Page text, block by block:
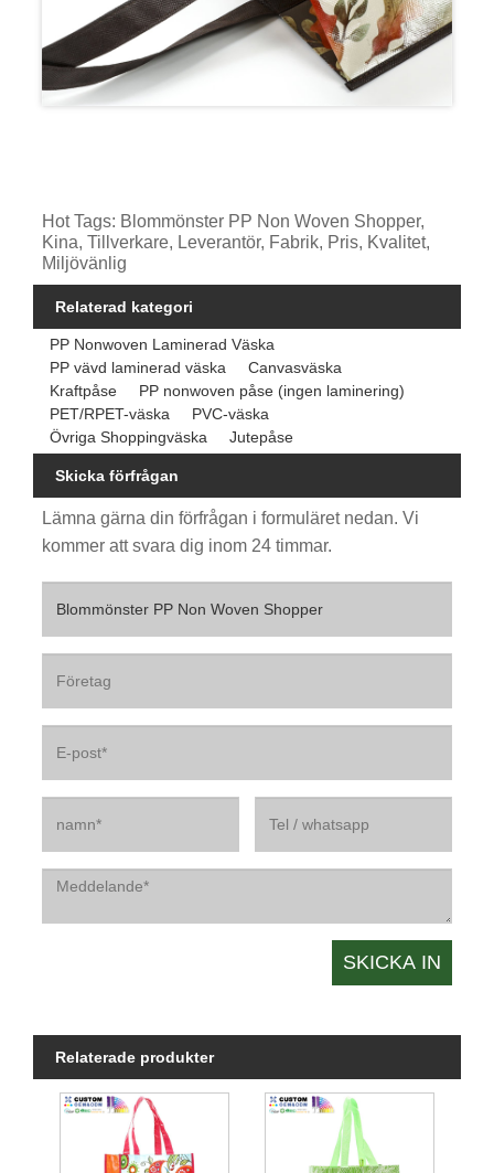
Hot Tags: Blommönster PP Non Woven Shopper,
Kina, Tillverkare, Leverantör, Fabrik, Pris, Kvalitet,
Miljövänlig
Relaterad kategori
PP Nonwoven Laminerad Väska
PP vävd laminerad väska
Canvasväska
Kraftpåse
PP nonwoven påse (ingen laminering)
PET/RPET-väska
PVC-väska
Övriga Shoppingväska
Jutepåse
Skicka förfrågan
Lämna gärna din förfrågan i formuläret nedan. Vi
kommer att svara dig inom 24 timmar.
Relaterade produkter